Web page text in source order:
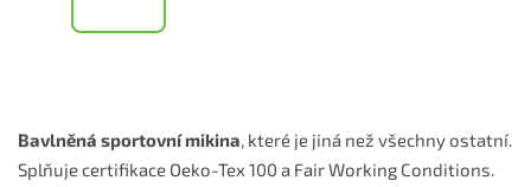
Bavlněná sportovní mikina, které je jiná než všechny ostatní.
Splňuje certifikace Oeko-Tex 100 a Fair Working Conditions.